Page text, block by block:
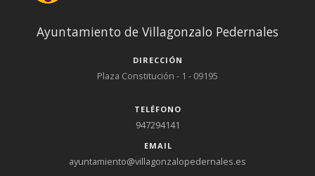
Ayuntamiento de Villagonzalo Pedernales
DIRECCIÓN
Plaza Constitución - 1 - 09195
TELÉFONO
947294141
EMAIL
ayuntamiento@villagonzalopedernales.es